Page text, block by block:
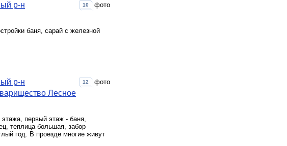
р-н
баня, сарай с железной
10 фото
р-н
Лесное
первый этаж - баня,
теплица большая, забор
год. В проезде многие живут
12 фото